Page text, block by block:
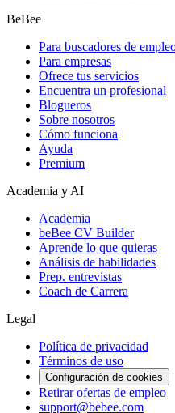
BeBee
Para buscadores de
Para empresas
Ofrece tus servicios
Encuentra un profesional
Blogueros
Sobre nosotros
Cómo funciona
Ayuda
Premium
Academia y AI
Academia
beBee CV Builder
Aprende lo que quieras
Análisis de habilidades
Prep. entrevistas
Coach de Carrera
Legal
Política de privacidad
Términos de uso
Configuración de cookies
Retirar ofertas de empleo
support@bebee.com